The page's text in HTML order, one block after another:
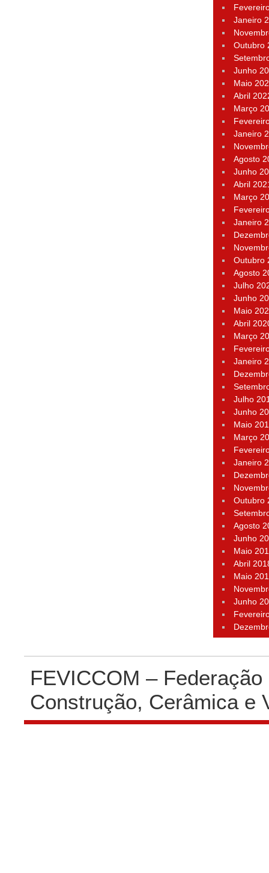
Janeiro
Outubro
Junho
Maio
Abril
Março
Janeiro
Agosto
Junho
Abril
Março
Janeiro
Outubro
Agosto
Julho
Junho
Maio
Abril
Março
Janeiro
Julho
Junho
Maio
Março
Janeiro
Outubro
Agosto
Junho
Maio
Abril
Maio
Junho
FEVICCOM –
Construção, Cerâmica e